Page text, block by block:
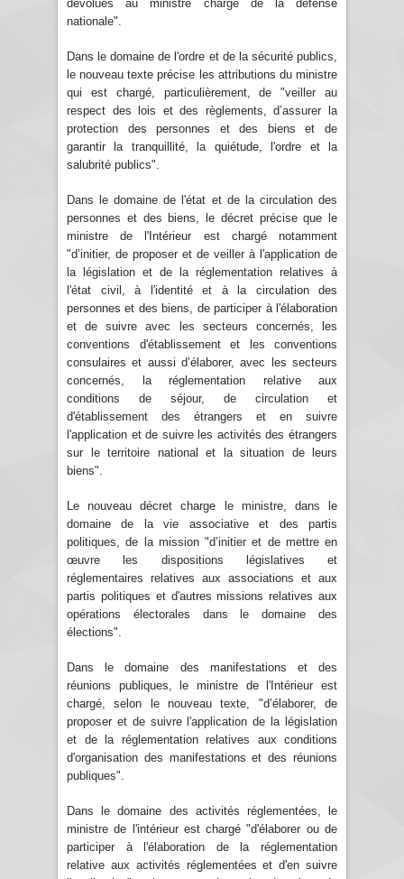
dévolues au ministre chargé de la défense
nationale".
Dans le domaine de l'ordre et de la sécurité publics,
le nouveau texte précise les attributions du ministre
qui est chargé, particulièrement, de "veiller au
respect des lois et des règlements, d’assurer la
protection des personnes et des biens et de
garantir la tranquillité, la quiétude, l'ordre et la
salubrité publics".
Dans le domaine de l'état et de la circulation des
personnes et des biens, le décret précise que le
ministre de l'Intérieur est chargé notamment
"d’initier, de proposer et de veiller à l'application de
la législation et de la réglementation relatives à
l'état civil, à l'identité et à la circulation des
personnes et des biens, de participer à l'élaboration
et de suivre avec les secteurs concernés, les
conventions d'établissement et les conventions
consulaires et aussi d’élaborer, avec les secteurs
concernés, la réglementation relative aux
conditions de séjour, de circulation et
d'établissement des étrangers et en suivre
l'application et de suivre les activités des étrangers
sur le territoire national et la situation de leurs
biens".
Le nouveau décret charge le ministre, dans le
domaine de la vie associative et des partis
politiques, de la mission "d’initier et de mettre en
œuvre les dispositions législatives et
réglementaires relatives aux associations et aux
partis politiques et d'autres missions relatives aux
opérations électorales dans le domaine des
élections".
Dans le domaine des manifestations et des
réunions publiques, le ministre de l'Intérieur est
chargé, selon le nouveau texte, "d’élaborer, de
proposer et de suivre l'application de la législation
et de la réglementation relatives aux conditions
d'organisation des manifestations et des réunions
publiques".
Dans le domaine des activités réglementées, le
ministre de l'intérieur est chargé "d'élaborer ou de
participer à l'élaboration de la réglementation
relative aux activités réglementées et d'en suivre